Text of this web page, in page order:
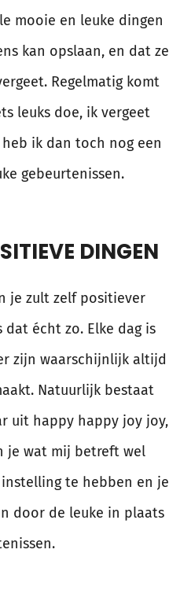
mooie en leuke dingen
kan opslaan, en dat ze
Regelmatig komt
leuks doe, ik vergeet
ik dan toch nog een
gebeurtenissen.
DINGEN
je zult zelf positiever
écht zo. Elke dag is
zijn waarschijnlijk altijd
Natuurlijk bestaat
uit happy happy joy joy,
je wat mij betreft wel
te hebben en je
door de leuke in plaats